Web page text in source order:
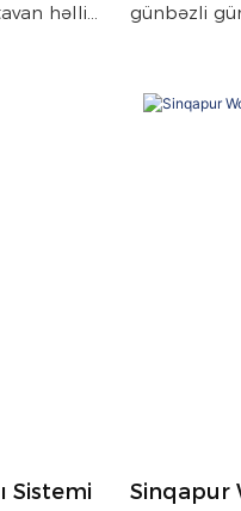
həllini
günbəzli
Sistemi
Sinqapur